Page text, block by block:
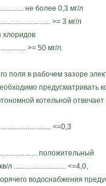
не более 0,3 мг/л
>= 3 мг/л
>= 50 мг/л.
поля в рабочем зазоре
предусматривать
котельной
<=0,3
положительный
л ............................. <=4,0,
водоснабжения